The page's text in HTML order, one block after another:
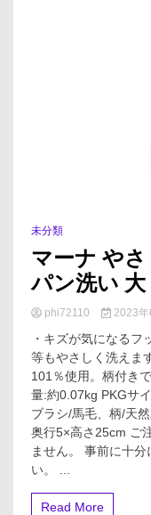
未分類
マーナ や
パン洗い
phi72110 2023年
・キズが気になる
等もやさしく洗えま
101％使用。柄付きで
量:約0.07kg PKGサイズ:7*5*25 【商品仕様】●素材・材質:
ブラシ/馬毛、柄/天
奥行5×高さ25cm ご注文後のキャンセルは原則、承っており
ません。 事前に十
Read More